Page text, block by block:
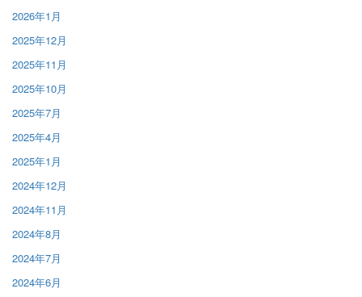
2026年1月
2025年12月
2025年11月
2025年10月
2025年7月
2025年4月
2025年1月
2024年12月
2024年11月
2024年8月
2024年7月
2024年6月